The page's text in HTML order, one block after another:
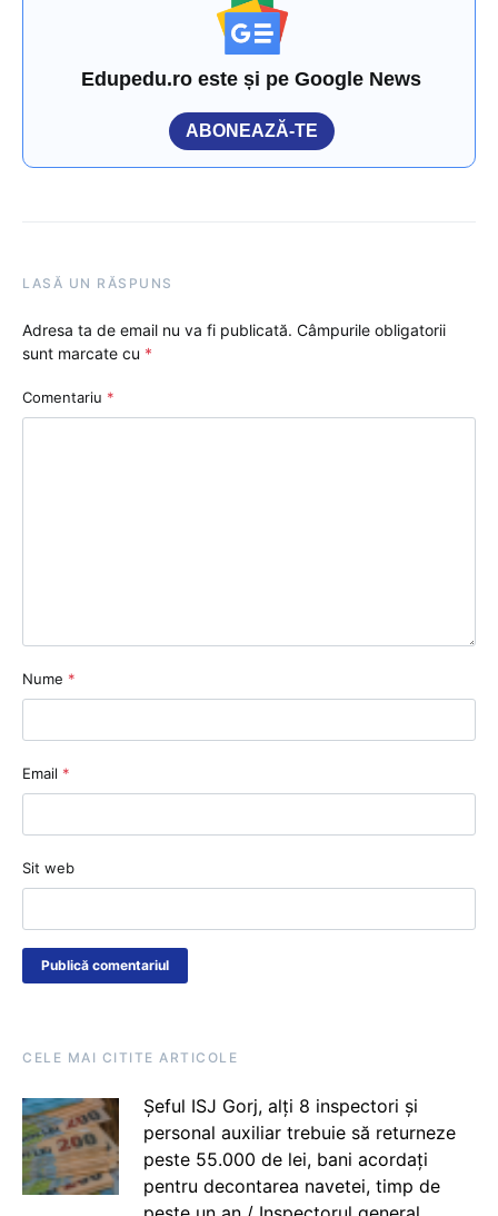
Edupedu.ro este și pe Google News
ABONEAZĂ-TE
LASĂ UN RĂSPUNS
Adresa ta de email nu va fi publicată. Câmpurile obligatorii
sunt marcate cu *
Comentariu *
Nume *
Email *
Sit web
CELE MAI CITITE ARTICOLE
Șeful ISJ Gorj, alți 8 inspectori și
personal auxiliar trebuie să returneze
peste 55.000 de lei, bani acordați
pentru decontarea navetei, timp de